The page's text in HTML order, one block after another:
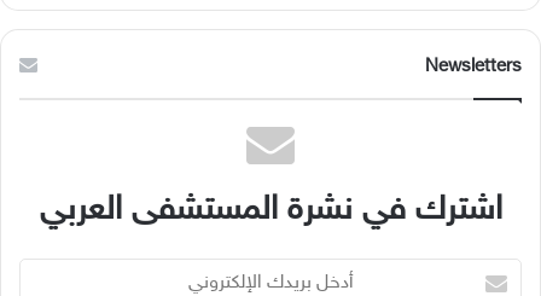
Newsletters
اشترك في نشرة المستشفى العربي